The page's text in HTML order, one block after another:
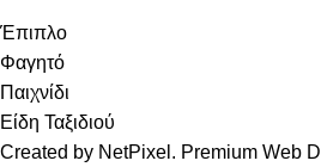
Έπιπλο
Φαγητό
Παιχνίδι
Είδη Ταξιδιού
Created by NetPixel. Premium Web